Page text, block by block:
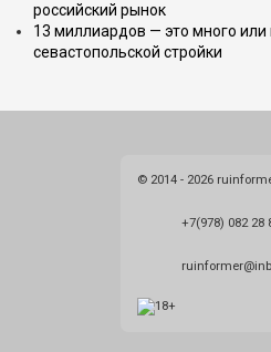
российский рынок
13 миллиардов — это много или
севастопольской стройки
© 2014 - 2026
+7(978) 082 28